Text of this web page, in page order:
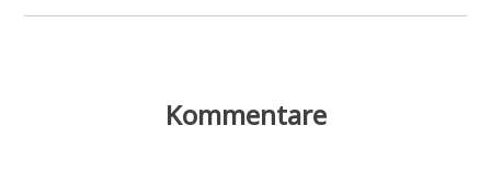
Kommentare